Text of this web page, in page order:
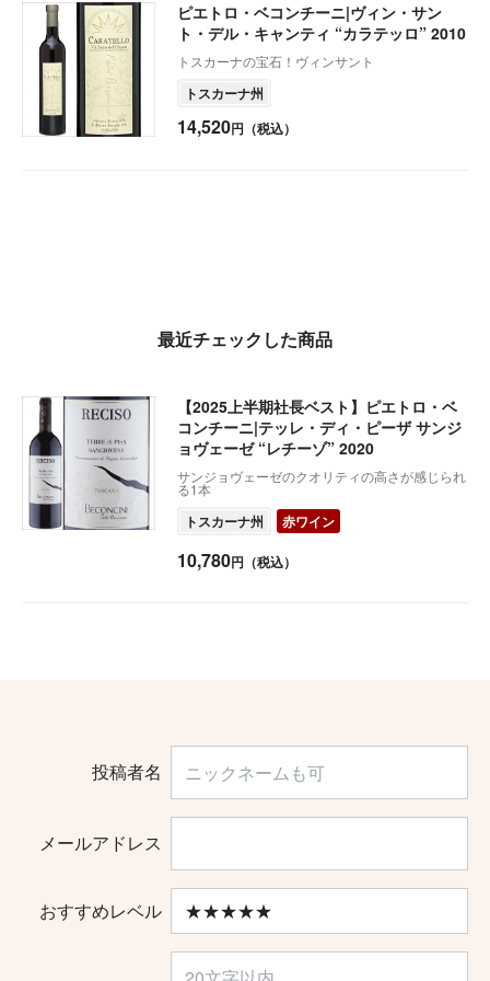
ピエトロ・ベコンチーニ|ヴィン・サン
ト・デル・キャンティ “カラテッロ” 2010
トスカーナの宝石！ヴィンサント
トスカーナ州
14,520円（税込）
最近チェックした商品
【2025上半期社長ベスト】ピエトロ・ベ
コンチーニ|テッレ・ディ・ピーザ サンジ
ョヴェーゼ “レチーゾ” 2020
サンジョヴェーゼのクオリティの高さが感じられ
る1本
トスカーナ州 赤ワイン
10,780円（税込）
投稿者名
メールアドレス
おすすめレベル